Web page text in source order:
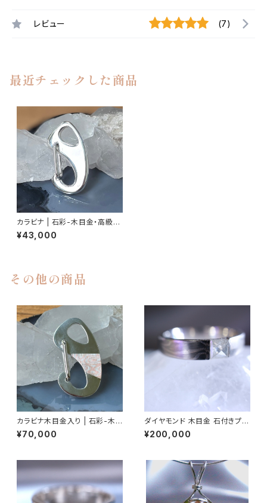
レビュー (7)
最近チェックした商品
カラビナ | 石彩-木目金・高級シ
ルバージュエリー
¥43,000
その他の商品
カラビナ木目金入り | 石彩-木
目金・高級シルバー
¥70,000
ダイヤモンド 木目金 石付きプラ
チナリング | 石彩-木目金・高級
シルバーリング
¥200,000